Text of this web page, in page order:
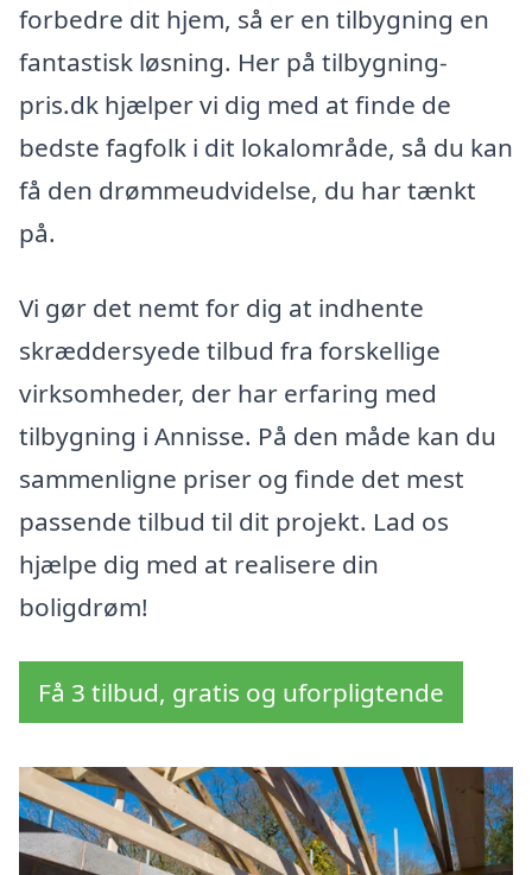
forbedre dit hjem, så er en tilbygning en
fantastisk løsning. Her på tilbygning-
pris.dk hjælper vi dig med at finde de
bedste fagfolk i dit lokalområde, så du kan
få den drømmeudvidelse, du har tænkt
på.
Vi gør det nemt for dig at indhente
skræddersyede tilbud fra forskellige
virksomheder, der har erfaring med
tilbygning i Annisse. På den måde kan du
sammenligne priser og finde det mest
passende tilbud til dit projekt. Lad os
hjælpe dig med at realisere din
boligdrøm!
Få 3 tilbud, gratis og uforpligtende